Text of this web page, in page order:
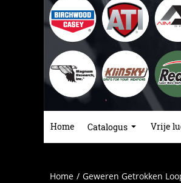
Home Catalogus Vrije
Home / Geweren Getrokken